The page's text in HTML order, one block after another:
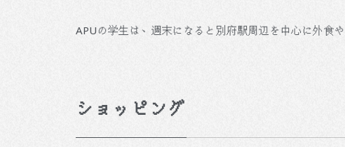
APUの学生は、週末になると別府駅周辺を中心に外食
ショッピング